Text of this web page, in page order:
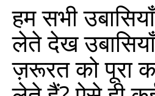
हम सभी
लेते देख
ज़रूरत को पूरा